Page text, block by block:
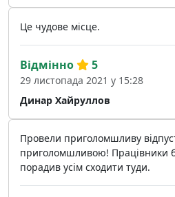
Це чудове місце.
Динар Хайруллов
Відмінно 5
29 листопада 2021 у 15:28
Провели приголомшливу
приголомшливою! Працівники
порадив усім сходити туди.